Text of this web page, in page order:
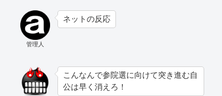
管理人
ネットの反応
こんなんで参院選に向けて突き進む自
公は早く消えろ！